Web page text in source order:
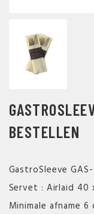
BESTELLEN
GastroSleeve
Servet : Airlaid 40
Minimale afname 6